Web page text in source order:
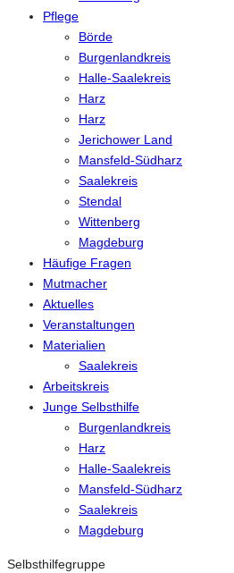
Pflege
Börde
Burgenlandkreis
Halle-Saalekreis
Harz
Harz
Jerichower Land
Mansfeld-Südharz
Saalekreis
Stendal
Wittenberg
Magdeburg
Häufige Fragen
Mutmacher
Aktuelles
Veranstaltungen
Materialien
Saalekreis
Arbeitskreis
Junge Selbsthilfe
Burgenlandkreis
Harz
Halle-Saalekreis
Mansfeld-Südharz
Saalekreis
Magdeburg
Selbsthilfegruppe